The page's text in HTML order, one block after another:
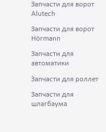
Запчасти для ворот
Alutech
Запчасти для ворот
Hörmann
Запчасти для
автоматики
Запчасти для роллет
Запчасти для
шлагбаума